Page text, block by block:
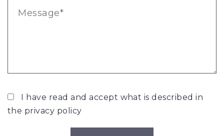
I have read and accept what is described in
the privacy policy